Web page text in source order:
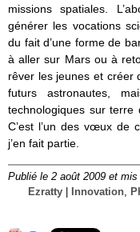
missions spatiales.
générer les vocations
du fait d’une forme de
à aller sur Mars ou à
rêver les jeunes et créer
futurs astronautes,
technologiques sur terre
C’est l’un des vœux de
j’en fait partie.
Publié le 2 août 2009 et
Ezratty
Innovation,